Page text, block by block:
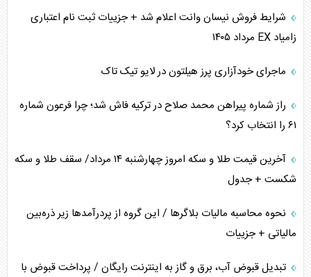
ترامپ و توهم خلع سلاح حماس
چرا کویت به دنبال شریک امنیتی جدید است؟
اعتراف غرب به قدرت ایران در تثبیت معادلات
خطای راهبردی ترامپ مقابل برزیل
شرایط فروش نیسان وانت اعلام شد + جزییات ثبت نام اعتباری
زامیاد EX مرداد ۱۴۰۵
ماجرای خودآزاری پرز هیلتون در لایو تیک تاک
راز شماره پیراهن محمد صلاح در ترکیه فاش شد؛ چرا فرعون شماره
۶۱ را انتخاب کرد؟
آخرین قیمت طلا و سکه امروز چهارشنبه ۱۴ مرداد/ سقف طلا و سکه
شکست + جدول
نحوه محاسبه مالیات بلاگر‌ها / این گروه از پردرآمد‌ها زیر ذره‌بین
مالیاتی + جزییات
تبدیل قبوض آب، برق و گاز به اینترنت رایگان / پرداخت قبوض با